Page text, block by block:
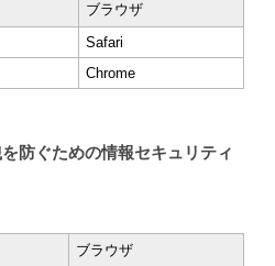
ブラウザ
Safari
Chrome
防ぐための情報セキュリティ
ブラウザ